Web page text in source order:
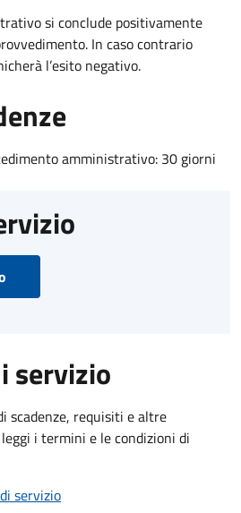
si conclude positivamente
In caso contrario
l’esito negativo.
amministrativo: 30 giorni
servizio
scadenze, requisiti e altre
i termini e le condizioni di
servizio